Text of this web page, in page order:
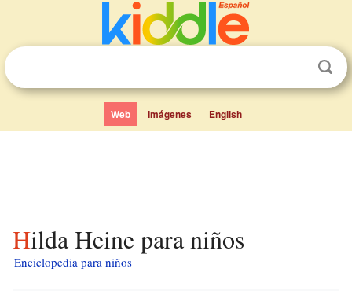
Web Imágenes English
Hilda Heine para niños
Enciclopedia para niños